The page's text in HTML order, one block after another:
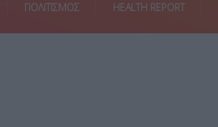
ΠΟΛΙΤΙΣΜΟΣ HEALTH REPORT